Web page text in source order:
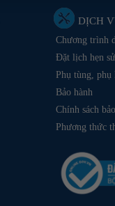
DỊCH
Chương trình
Đặt lịch hẹn
Phụ tùng, phụ
Bảo hành
Chính sách
Phương thức